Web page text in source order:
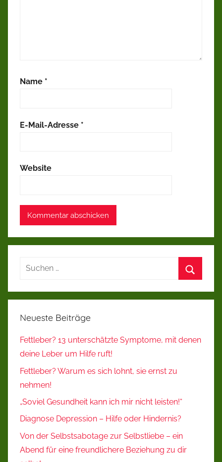
Name *
E-Mail-Adresse *
Website
Suchen
Neueste Beiträge
Fettleber? 13 unterschätzte Symptome, mit denen
deine Leber um Hilfe ruft!
Fettleber? Warum es sich lohnt, sie ernst zu
nehmen!
„Soviel Gesundheit kann ich mir nicht leisten!“
Diagnose Depression – Hilfe oder Hindernis?
Von der Selbstsabotage zur Selbstliebe – ein
Abend für eine freundlichere Beziehung zu dir